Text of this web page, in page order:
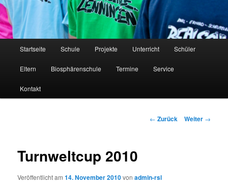
Startseite Schule Projekte Unterricht Schüler
Eltern Biosphärenschule Termine Service
Kontakt
Beitrags-
← Zurück Weiter →
Turnweltcup 2010
Veröffentlicht am14. November 2010vonadmin-rsl